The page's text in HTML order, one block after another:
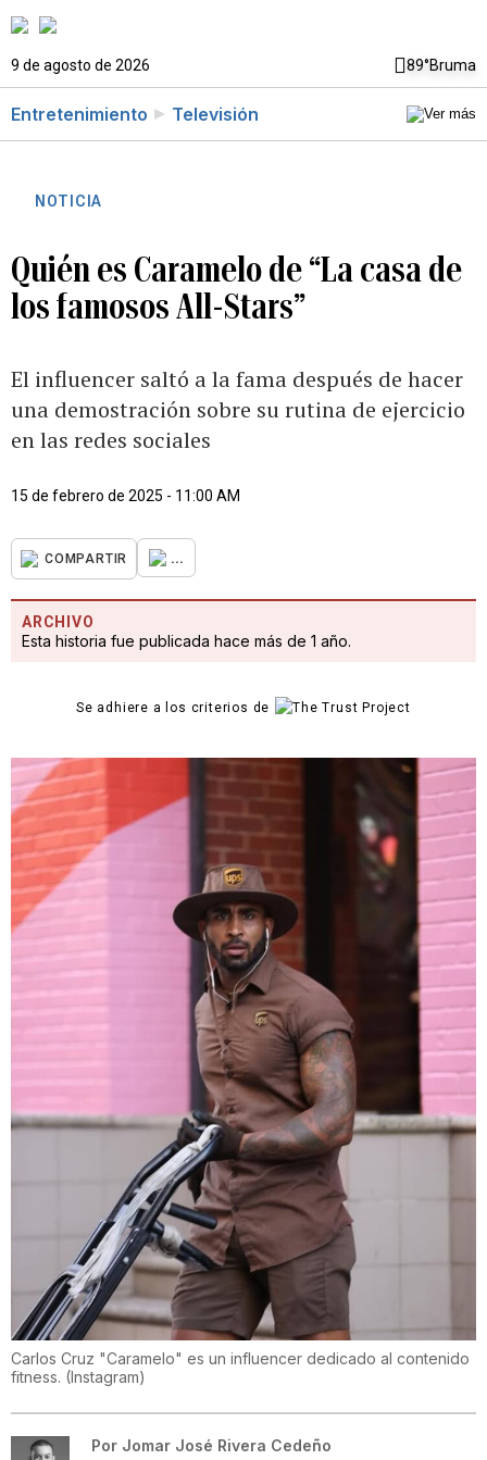
9 de agosto de 2026 89°Bruma
Entretenimiento Televisión
NOTICIA
Quién es Caramelo de “La casa de
los famosos All-Stars”
El influencer saltó a la fama después de hacer
una demostración sobre su rutina de ejercicio
en las redes sociales
15 de febrero de 2025 - 11:00 AM
COMPARTIR ...
ARCHIVO
Esta historia fue publicada hace más de 1 año.
Se adhiere a los criterios de
Carlos Cruz "Caramelo" es un influencer dedicado al contenido
fitness. (Instagram)
Por Jomar José Rivera Cedeño